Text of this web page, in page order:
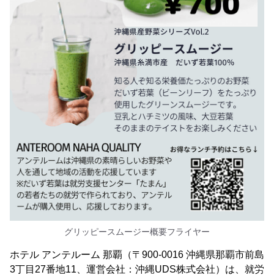
グリッピースムージー概要フライヤー
ホテル アンテルーム 那覇（〒900-0016 沖縄県那覇市前島
3丁目27番地11、運営会社：沖縄UDS株式会社）は、就労